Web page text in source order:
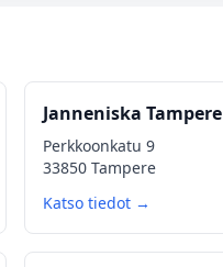
Janneniska Tampere
Perkkoonkatu 9
33850 Tampere
Katso tiedot →